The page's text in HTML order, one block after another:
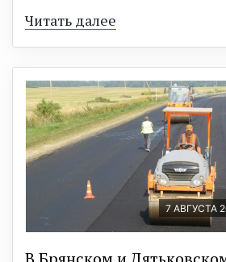
Читать далее
7 АВГУСТА